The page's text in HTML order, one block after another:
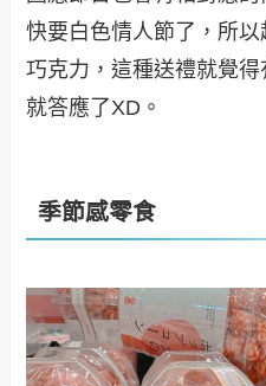
快要白色情人節了，所
巧克力，這種送禮就覺
就答應了XD。
季節感零食